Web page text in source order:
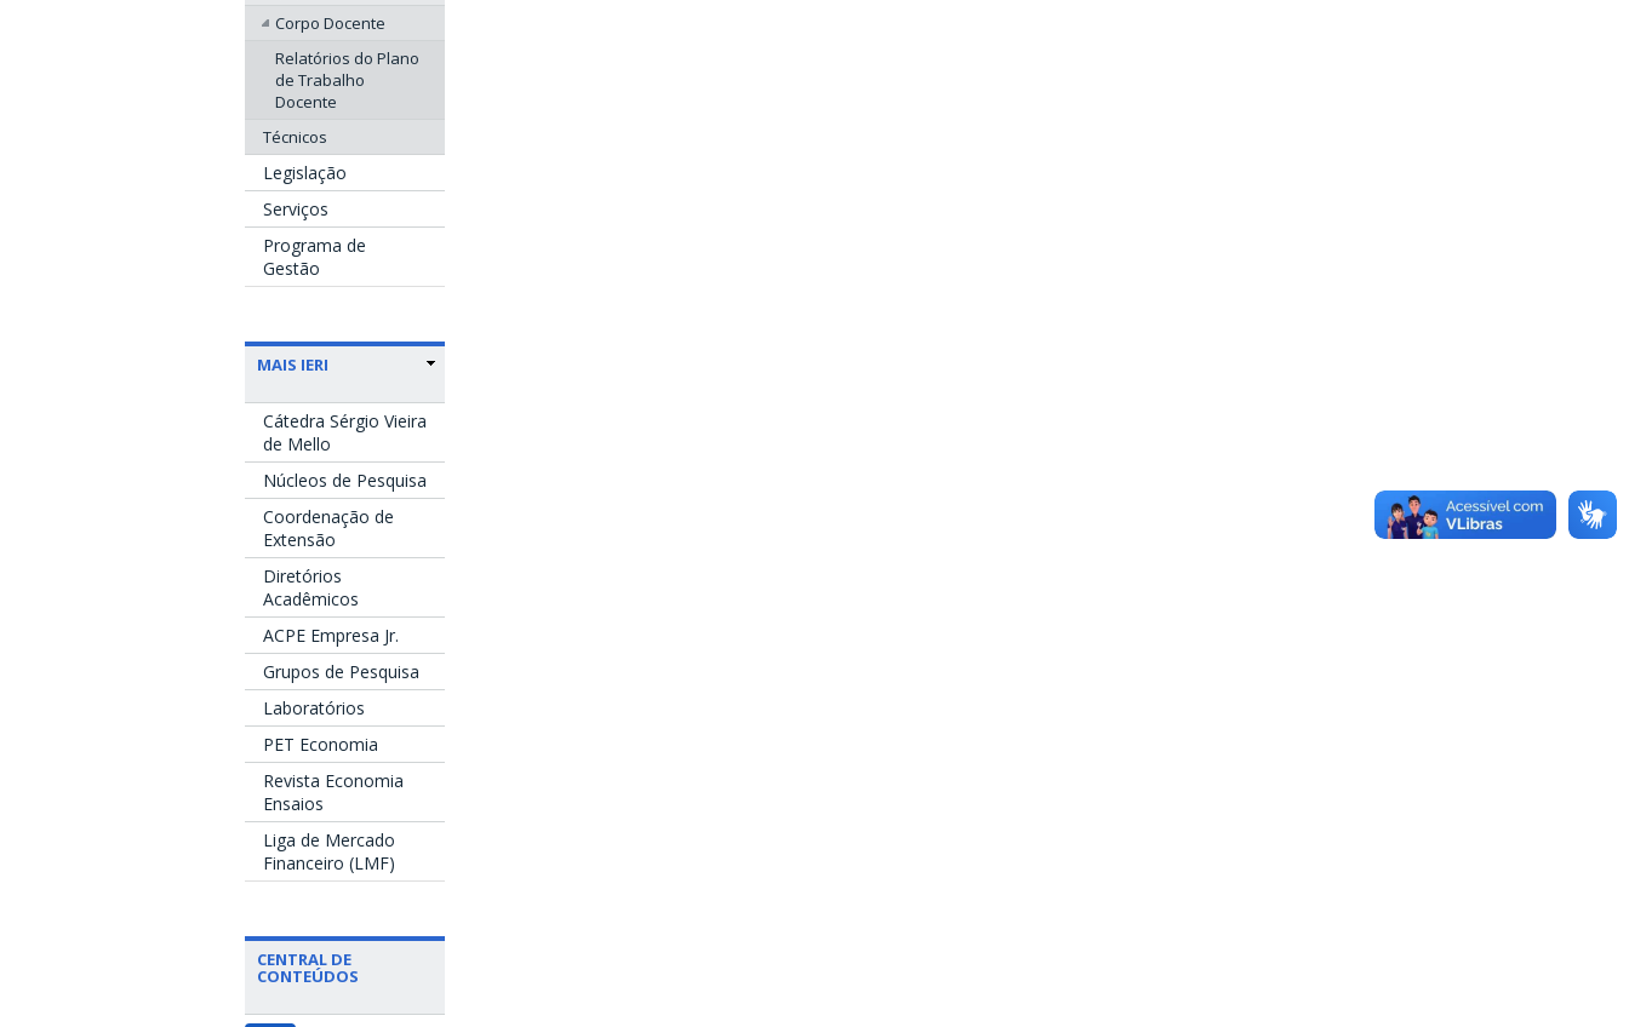
Corpo Docente
Relatórios do Plano
de Trabalho
Docente
Técnicos
Legislação
Serviços
Programa de
Gestão
MAIS IERI
Cátedra Sérgio Vieira
de Mello
Núcleos de Pesquisa
Coordenação de
Extensão
Diretórios
Acadêmicos
ACPE Empresa Jr.
Grupos de Pesquisa
Laboratórios
PET Economia
Revista Economia
Ensaios
Liga de Mercado
Financeiro (LMF)
CENTRAL DE
CONTEÚDOS